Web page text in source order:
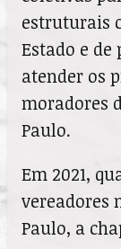
estruturais
Estado e
atender os
moradores
Paulo.
Em 2021,
vereadores
Paulo, a